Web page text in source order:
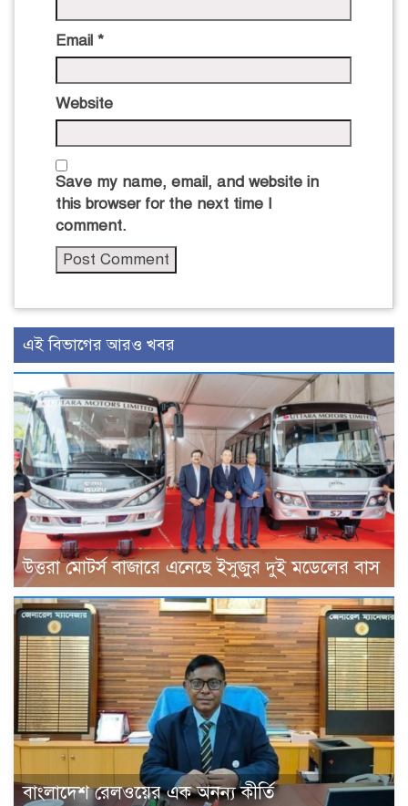
Email *
Website
Save my name, email, and website in
this browser for the next time I
comment.
এই বিভাগের আরও খবর
উত্তরা মোটর্স বাজারে এনেছে ইসুজুর দুই মডেলের বাস
বাংলাদেশ রেলওয়ের এক অনন্য কীর্তি